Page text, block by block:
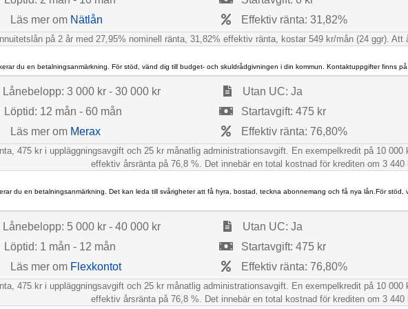
Läs mer om Nätlån
Effektiv ränta: 31,82%
på 2 år med 27,95% nominell ränta, 31,82% effektiv ränta, kostar 549 kr/mån (24 ggr).
du en betalningsanmärkning. För stöd, vänd dig till budget- och skuldrådgivningen i din kommun. Kontaktuppgifter finns
Lånebelopp: 3 000 kr - 30 000 kr
Löptid: 12 mån - 60 mån
Läs mer om Merax
Utan UC: Ja
Startavgift: 475 kr
Effektiv ränta: 76,80%
475 kr i uppläggningsavgift och 25 kr månatlig administrationsavgift. En exempelkredit på 10
effektiv årsränta på 76,8 %. Det innebär en total kostnad för krediten om 3 440
du en betalningsanmärkning. Det kan leda till svårigheter att få hyra, bostad, teckna abonnemang och få nya lån.För
Lånebelopp: 5 000 kr - 40 000 kr
Löptid: 1 mån - 12 mån
Läs mer om Flexkontot
Utan UC: Ja
Startavgift: 475 kr
Effektiv ränta: 76,80%
475 kr i uppläggningsavgift och 25 kr månatlig administrationsavgift. En exempelkredit på 10
effektiv årsränta på 76,8 %. Det innebär en total kostnad för krediten om 3 440